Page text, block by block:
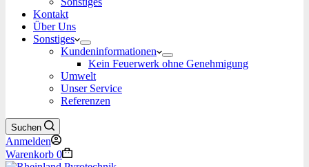
Kontakt
Über Uns
Sonstiges
Kundeninformationen
Kein Feuerwerk ohne Genehmigung
Umwelt
Unser Service
Referenzen
Suchen
Anmelden
Warenkorb 0